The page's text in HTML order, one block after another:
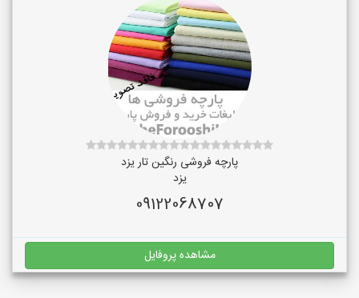
پارچه فروشی رنگین تار یزد
یزد
09122068707
مشاهده پروفایل